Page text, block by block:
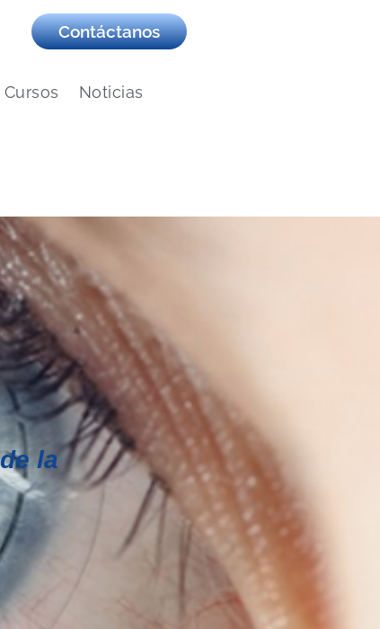
Contáctanos
Cursos Noticias
la